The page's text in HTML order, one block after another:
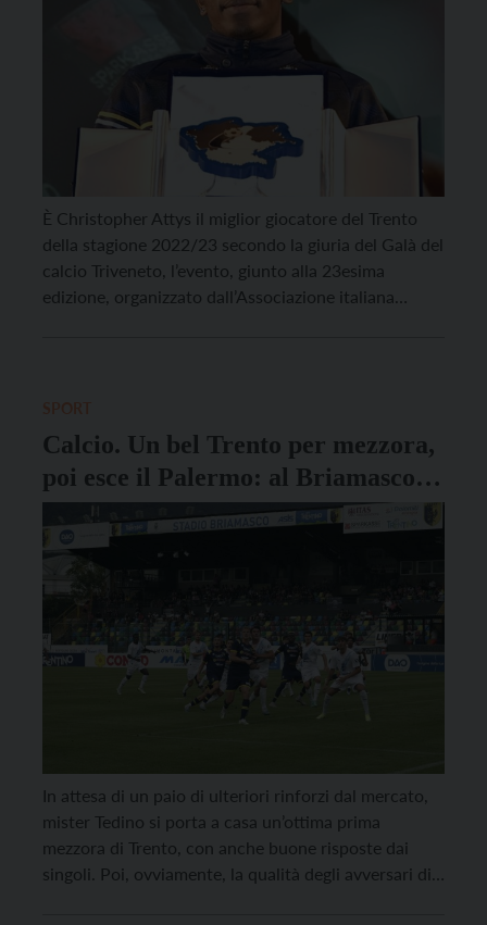
È Christopher Attys il miglior giocatore del Trento
della stagione 2022/23 secondo la giuria del Galà del
calcio Triveneto, l’evento, giunto alla 23esima
edizione, organizzato dall’Associazione italiana
Calcio. Un bel Trento per mezzora,
poi esce il Palermo: al Briamasco
finisce 3-0 per i rosanero
In attesa di un paio di ulteriori rinforzi dal mercato,
mister Tedino si porta a casa un’ottima prima
mezzora di Trento, con anche buone risposte dai
singoli. Poi, ovviamente, la qualità degli avversari di